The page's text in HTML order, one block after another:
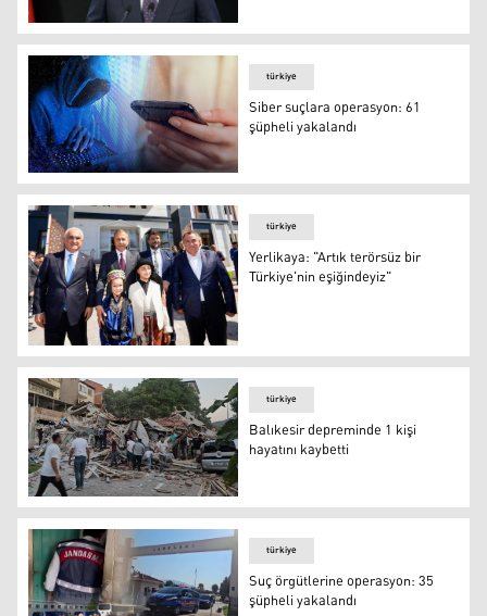
Türkiye İçişleri Bakanı Ali Yerlikaya
Siber suçlara operasyon: 61 şüpheli yakalandı
türkiye
Siber suçlara operasyon: 61
şüpheli yakalandı
Türkiye İçişleri Bakanı Ali Yerlikaya Muş'ta (FOTO-İHA)
türkiye
Yerlikaya: "Artık terörsüz bir
Türkiye'nin eşiğindeyiz"
Balıkesir depreminde 1 kişi hayatını kaybetti
türkiye
Balıkesir depreminde 1 kişi
hayatını kaybetti
türkiye
Suç örgütlerine operasyon: 35
şüpheli yakalandı